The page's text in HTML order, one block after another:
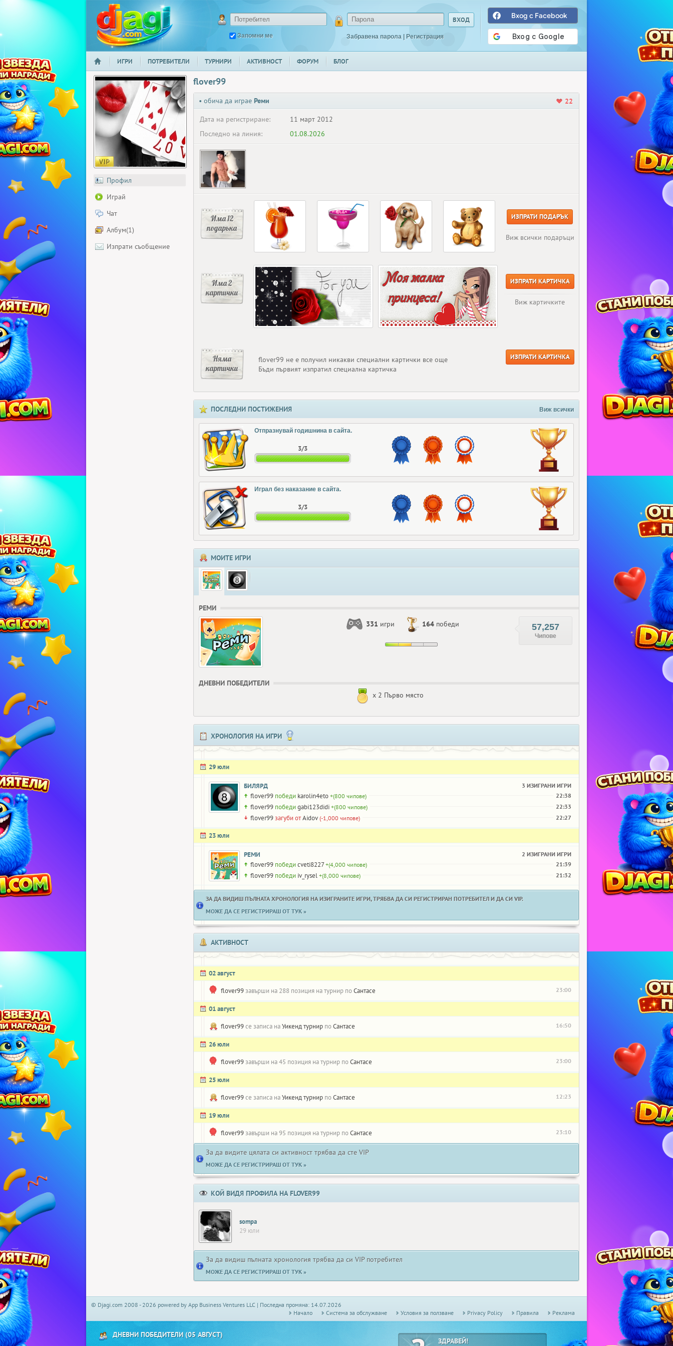
djagi.com
Запомни ме Забравена парола | Регистрация
Вход с Facebook
НАЧАЛО
ИГРИ ПОТРЕБИТЕЛИ ТУРНИРИ АКТИВНОСТ ФОРУМ БЛОГ
Профил
Играй
Чат
Албум(1)
Изпрати съобщение
flover99
• обича да играе Реми
22
Дата на регистриране:
11 март 2012
Последно на линия:
01.08.2026
Има 12
подаръка
ИЗПРАТИ ПОДАРЪК
Виж всички подаръци
Има 2
картички
ИЗПРАТИ КАРТИЧКА
Виж картичките
Няма
картички
flover99 не е получил никакви специални картички все още
Бъди първият изпратил специална картичка
ИЗПРАТИ КАРТИЧКА
ПОСЛЕДНИ ПОСТИЖЕНИЯ Виж всички
Отпразнувай годишнина в сайта.
3/3
Играл без наказание в сайта.
3/3
МОИТЕ ИГРИ
РЕМИ
331 игри 164 победи 57,257
Чипове
ДНЕВНИ ПОБЕДИТЕЛИ
x 2 Първо място
ХРОНОЛОГИЯ НА ИГРИ
29 юли
БИЛЯРД 3 ИЗИГРАНИ ИГРИ
flover99 победи karolin4eto +(800 чипове) 22:38
flover99 победи gabi123didi +(800 чипове) 22:33
flover99загуби отAidov (-1,000 чипове) 22:27
23 юли
РЕМИ 2 ИЗИГРАНИ ИГРИ
flover99 победи cveti8227 +(4,000 чипове) 21:39
flover99 победи iv_rysel +(8,000 чипове) 21:32
ЗА ДА ВИДИШ ПЪЛНАТА ХРОНОЛОГИЯ НА ИЗИГРАНИТЕ ИГРИ, ТРЯБВА ДА СИ РЕГИСТРИРАН ПОТРЕБИТЕЛ И ДА СИ VIP.
МОЖЕ ДА СЕ РЕГИСТРИРАШ ОТ ТУК »
АКТИВНОСТ
02 август
flover99завърши на 288 позиция на турнир поСантасе 23:00
01 август
flover99се записа наУикенд турнир поСантасе 16:50
26 юли
flover99завърши на 45 позиция на турнир поСантасе 23:00
25 юли
flover99се записа наУикенд турнир поСантасе 12:23
19 юли
flover99завърши на 95 позиция на турнир поСантасе 23:10
За да видите цялата си активност трябва да сте VIP
МОЖЕ ДА СЕ РЕГИСТРИРАШ ОТ ТУК »
КОЙ ВИДЯ ПРОФИЛА НА FLOVER99
sompa
29 юли
За да видиш пълната хронология трябва да си VIP потребител
МОЖЕ ДА СЕ РЕГИСТРИРАШ ОТ ТУК »
© Djagi.com 2008 - 2026 powered by App Business Ventures LLC | Последна промяна: 14.07.2026
Начало
Системa за обслужване Условия за ползване Privacy Policy Правила Реклама
ДНЕВНИ ПОБЕДИТЕЛИ (05 АВГУСТ)
ЗДРАВЕЙ!